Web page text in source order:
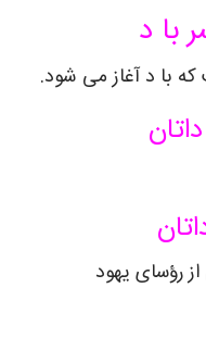
با د
با د آغاز می شود.
رؤسای یهود